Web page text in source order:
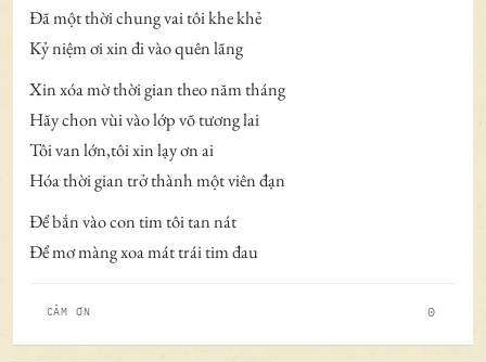
Đã một thời chung vai tôi khe khẻ
Kỷ niệm ơi xin đi vào quên lãng
Xin xóa mờ thời gian theo năm tháng
Hãy chon vùi vào lớp võ tương lai
Tôi van lớn,tôi xin lạy ơn ai
Hóa thời gian trở thành một viên đạn
Để bắn vào con tim tôi tan nát
Để mơ màng xoa mát trái tim đau
CẢM ƠN 0